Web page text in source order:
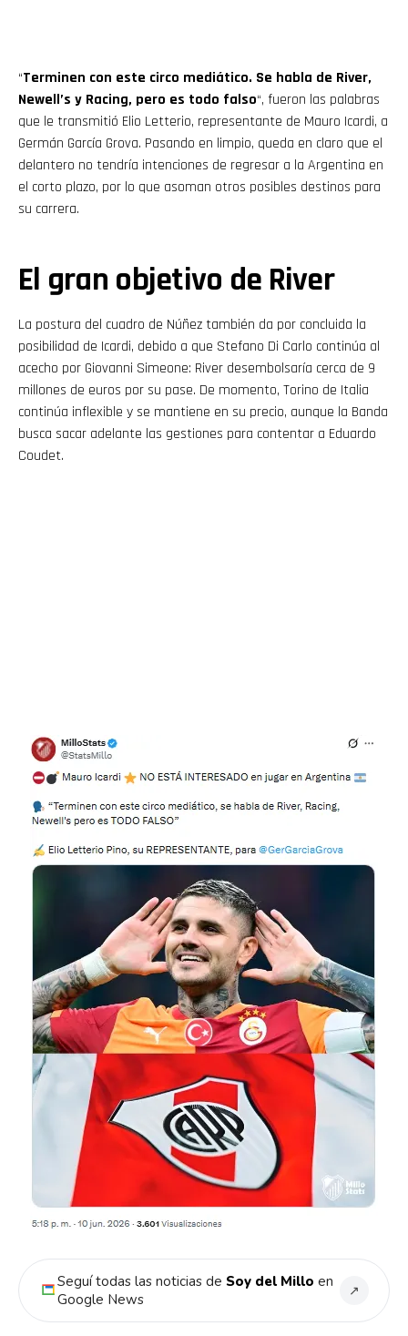
“Terminen con este circo mediático. Se habla de River,
Newell’s y Racing, pero es todo falso“, fueron las palabras
que le transmitió Elio Letterio, representante de Mauro Icardi, a
Germán García Grova. Pasando en limpio, queda en claro que el
delantero no tendría intenciones de regresar a la Argentina en
el corto plazo, por lo que asoman otros posibles destinos para
su carrera.
El gran objetivo de River
La postura del cuadro de Núñez también da por concluida la
posibilidad de Icardi, debido a que Stefano Di Carlo continúa al
acecho por Giovanni Simeone: River desembolsaría cerca de 9
millones de euros por su pase. De momento, Torino de Italia
continúa inflexible y se mantiene en su precio, aunque la Banda
busca sacar adelante las gestiones para contentar a Eduardo
Coudet.
Seguí todas las noticias de Soy del Millo en
Google News
↗